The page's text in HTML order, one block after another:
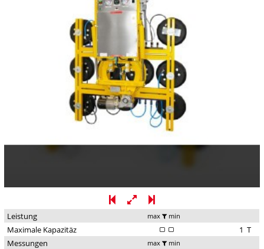
Leistung max min
Maximale Kapazitäz 1 T
Messungen
max min